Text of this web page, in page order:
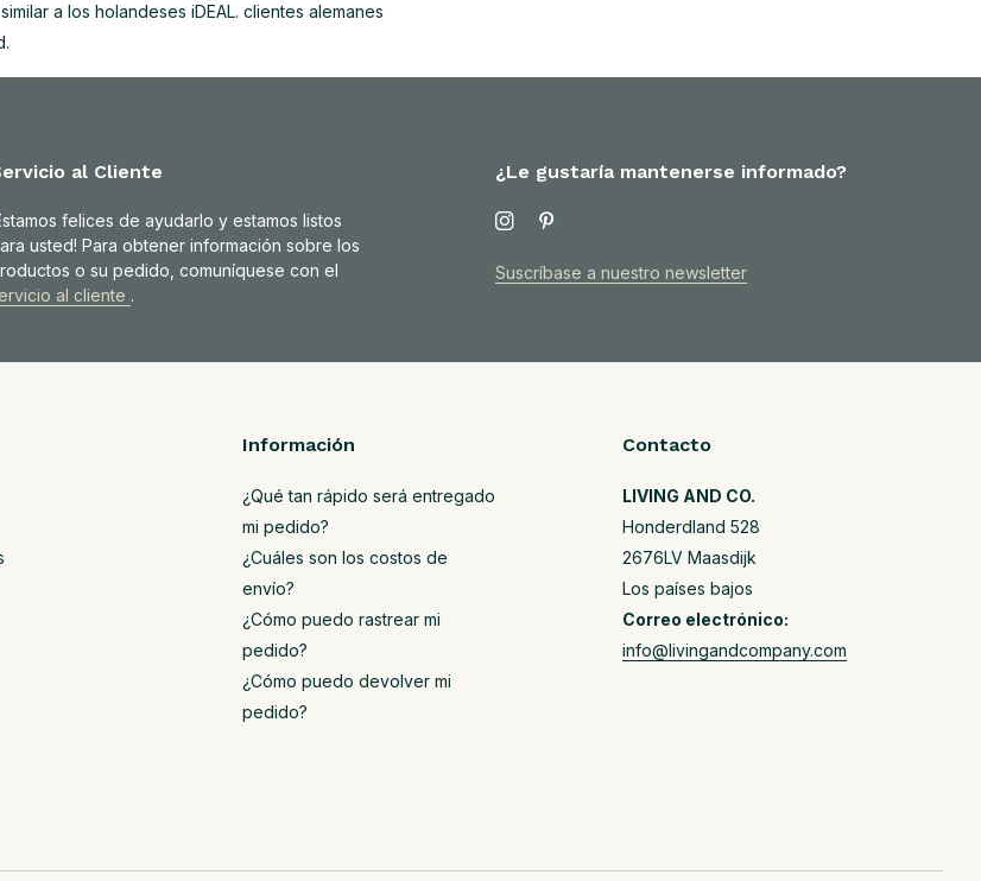
a los holandeses iDEAL. clientes alemanes
al Cliente
felices de ayudarlo y estamos listos
usted! Para obtener información sobre los
o su pedido, comuníquese con el
al cliente .
¿Le gustaría mantenerse informado?
Suscríbase a nuestro newsletter
Información
¿Qué tan rápido será entregado
mi pedido?
¿Cuáles son los costos de
envío?
¿Cómo puedo rastrear mi
pedido?
¿Cómo puedo devolver mi
pedido?
Contacto
LIVING AND CO.
Honderdland 528
2676LV Maasdijk
Los países bajos
Correo electrónico:
info@livingandcompany.com